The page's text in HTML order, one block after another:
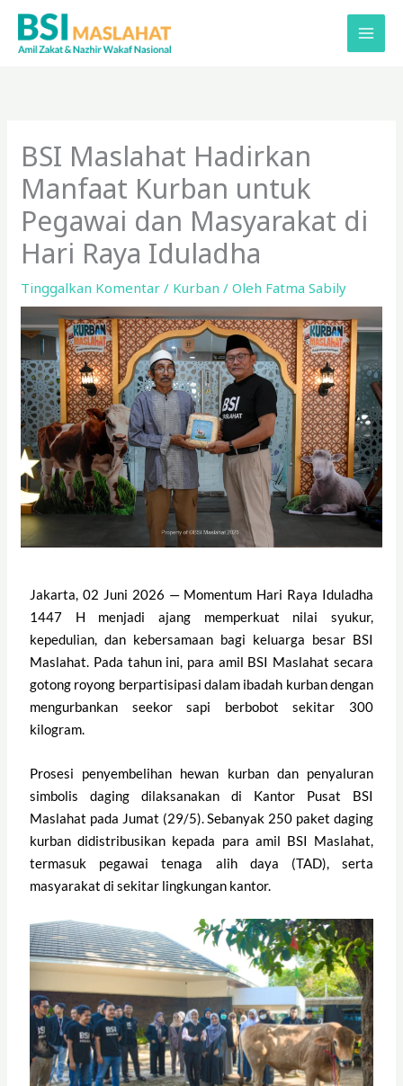
Lewati
konten
BSI Maslahat Hadirkan
Manfaat Kurban untuk
Pegawai dan Masyarakat di
Hari Raya Iduladha
Tinggalkan Komentar / Kurban / Oleh Fatma Sabily
Jakarta, 02 Juni 2026 — Momentum Hari Raya Iduladha
1447 H menjadi ajang memperkuat nilai syukur,
kepedulian, dan kebersamaan bagi keluarga besar BSI
Maslahat. Pada tahun ini, para amil BSI Maslahat secara
gotong royong berpartisipasi dalam ibadah kurban dengan
mengurbankan seekor sapi berbobot sekitar 300
kilogram.
Prosesi penyembelihan hewan kurban dan penyaluran
simbolis daging dilaksanakan di Kantor Pusat BSI
Maslahat pada Jumat (29/5). Sebanyak 250 paket daging
kurban didistribusikan kepada para amil BSI Maslahat,
termasuk pegawai tenaga alih daya (TAD), serta
masyarakat di sekitar lingkungan kantor.